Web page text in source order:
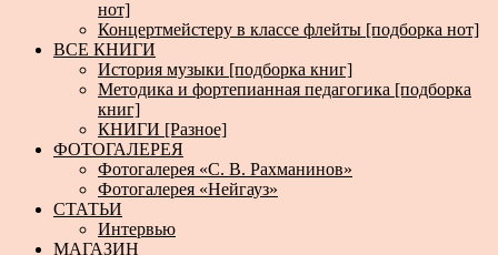
нот]
Концертмейстеру в классе флейты [подборка нот]
ВСЕ КНИГИ
История музыки [подборка книг]
Методика и фортепианная педагогика [подборка
книг]
КНИГИ [Разное]
ФОТОГАЛЕРЕЯ
Фотогалерея «С. В. Рахманинов»
Фотогалерея «Нейгауз»
СТАТЬИ
Интервью
МАГАЗИН